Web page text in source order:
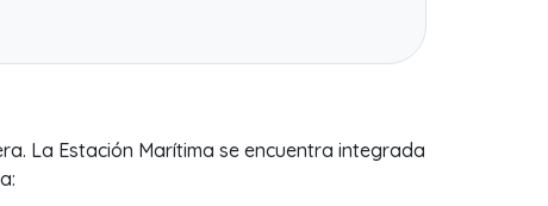
La Estación Marítima se encuentra integrada